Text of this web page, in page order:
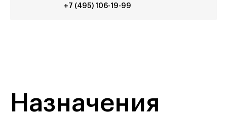
+7 (495) 106-19-99
Назначения